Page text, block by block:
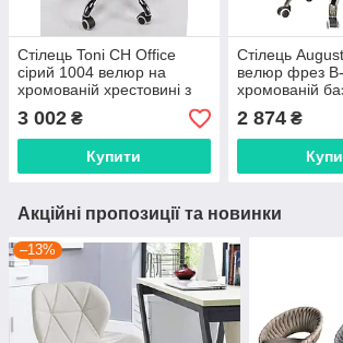
Стілець Toni CH Office
сірий 1004 велюр на
хромованій хрестовині з
коліщатками без
протекторів D-530
3 002 ₴
Купити
Стілець
велюр фрез
хромованій
коліщатками
2 874₴
Акційні пропозиції та новинки
–13%